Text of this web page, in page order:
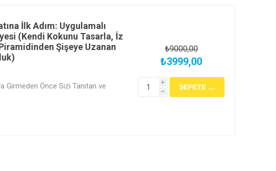
İlk Adım: Uygulamalı
(Kendi Kokunu Tasarla, İz
Şişeye Uzanan
Girmeden Önce Sizi Tanıtan ve
Çobanoğlu eşliğinde, Lab Akademi
gerçekleşecek bu 5 saatlik
₺9000,00
₺3999,00
i
h